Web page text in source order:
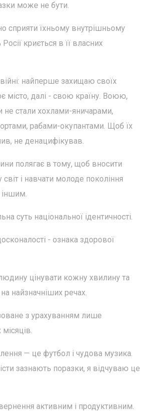
може не бути.
сприяти їхньому внутрішньому
криється в її власних
найперше захищаю своїх
місто, далі - свою країну. Воюю,
стали хохлами-яничарами,
рабами-окупантами. Щоб їх
не денацифікував.
полягає в тому, щоб вносити
і навчати молоде покоління
іншим.
суть національної ідентичності.
- ознака здорової
цінувати кожну хвилину та
найзначніших речах.
з урахуванням лише
— це футбол і чудова музика.
зазнають поразки, я відчуваю це
активним і продуктивним.